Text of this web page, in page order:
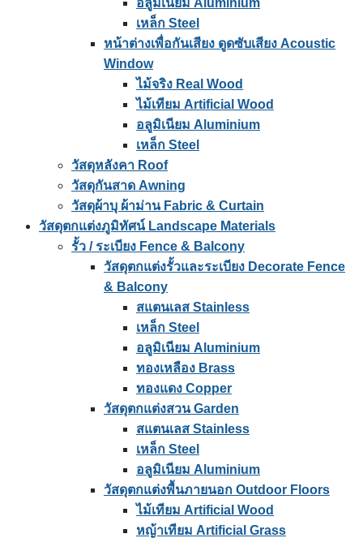
เหล็ก Steel
หน้าต่างเพื่อกันเสียง ดูดซับเสียง Acoustic
Window
ไม้จริง Real Wood
ไม้เทียม Artificial Wood
อลูมิเนียม Aluminium
เหล็ก Steel
วัสดุหลังคา Roof
วัสดุกันสาด Awning
วัสดุผ้าบุ ผ้าม่าน Fabric & Curtain
วัสดุตกแต่งภูมิทัศน์ Landscape Materials
รั้ว / ระเบียง Fence & Balcony
วัสดุตกแต่งรั้วและระเบียง Decorate Fence
& Balcony
สแตนเลส Stainless
เหล็ก Steel
อลูมิเนียม Aluminium
ทองเหลือง Brass
ทองแดง Copper
วัสดุตกแต่งสวน Garden
สแตนเลส Stainless
เหล็ก Steel
อลูมิเนียม Aluminium
วัสดุตกแต่งพื้นภายนอก Outdoor Floors
ไม้เทียม Artificial Wood
หญ้าเทียม Artificial Grass